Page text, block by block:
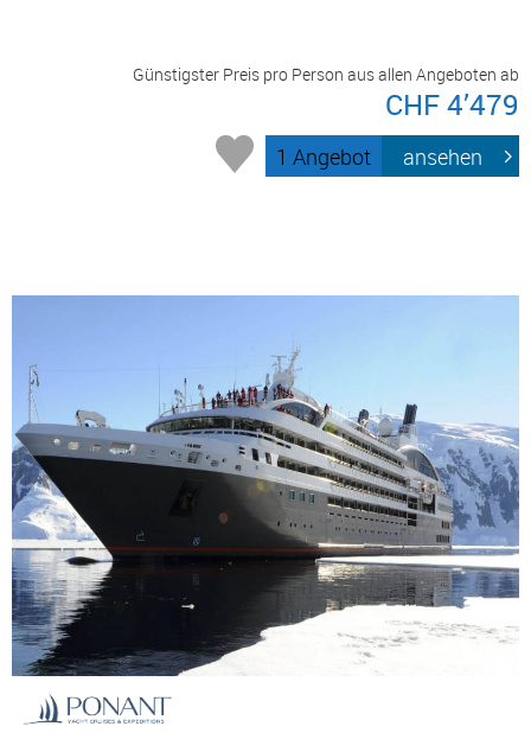
Günstigster Preis pro Person aus allen Angeboten ab
CHF 4’479
1 Angebot ansehen